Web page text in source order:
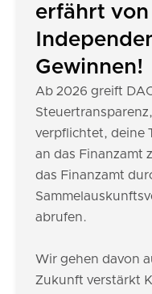
erfährt
Gewinnen!
Ab 2026 greift
verpflichtet, deine
an das Finanzamt
das Finanzamt
abrufen.
Wir gehen davon
Zukunft verstärkt